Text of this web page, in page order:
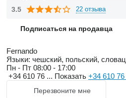
3.5 22 отзыва
Подписаться на продавца
Fernando
Языки: чешский, польский,
Пн - Пт 08:00 - 17:00
+34 610 76 ... Показать +34 610
Перезвоните мне